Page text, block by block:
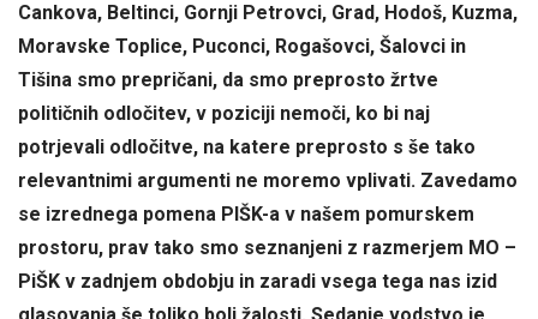
Cankova, Beltinci, Gornji Petrovci, Grad, Hodoš, Kuzma,
Moravske Toplice, Puconci, Rogašovci, Šalovci in
Tišina smo prepričani, da smo preprosto žrtve
političnih odločitev, v poziciji nemoči, ko bi naj
potrjevali odločitve, na katere preprosto s še tako
relevantnimi argumenti ne moremo vplivati. Zavedamo
se izrednega pomena PIŠK-a v našem pomurskem
prostoru, prav tako smo seznanjeni z razmerjem MO –
PiŠK v zadnjem obdobju in zaradi vsega tega nas izid
glasovanja še toliko bolj žalosti. Sedanje vodstvo je